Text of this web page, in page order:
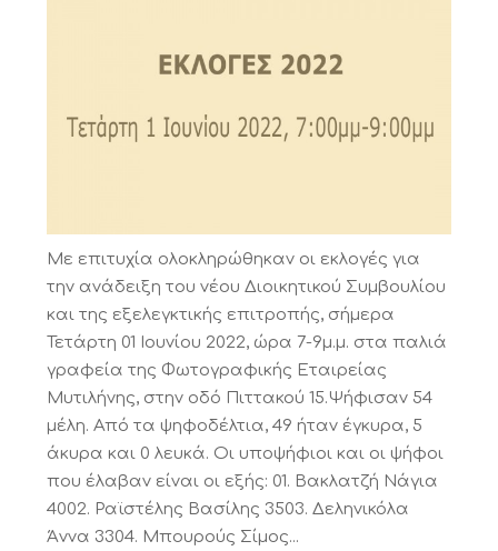
Με επιτυχία ολοκληρώθηκαν οι εκλογές για
την ανάδειξη του νέου Διοικητικού Συμβουλίου
και της εξελεγκτικής επιτροπής, σήμερα
Τετάρτη 01 Ιουνίου 2022, ώρα 7-9μ.μ. στα παλιά
γραφεία της Φωτογραφικής Εταιρείας
Μυτιλήνης, στην οδό Πιττακού 15.Ψήφισαν 54
μέλη. Από τα ψηφοδέλτια, 49 ήταν έγκυρα, 5
άκυρα και 0 λευκά. Οι υποψήφιοι και οι ψήφοι
που έλαβαν είναι οι εξής: 01. Βακλατζή Νάγια
4002. Ραϊστέλης Βασίλης 3503. Δεληνικόλα
Άννα 3304. Μπουρούς Σίμος...